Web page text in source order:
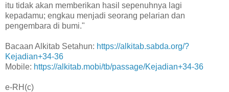
itu tidak akan memberikan hasil sepenuhnya lagi
kepadamu; engkau menjadi seorang pelarian dan
pengembara di bumi."
Bacaan Alkitab Setahun: https://alkitab.sabda.org/?
Kejadian+34-36
Mobile: https://alkitab.mobi/tb/passage/Kejadian+34-36
e-RH(c)